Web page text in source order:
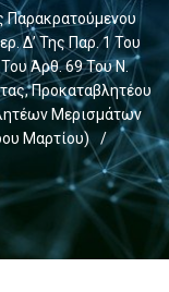
Δ’ Της Παρ. 1 Του
Του Άρθ. 69 Του Ν.
Προκαταβλητέου
Μερισμάτων
Μαρτίου)
/